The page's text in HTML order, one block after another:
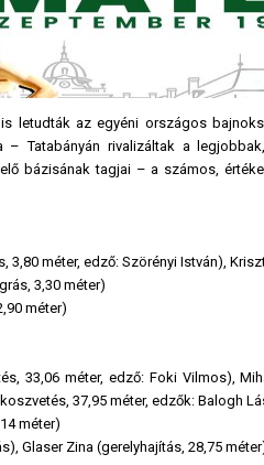
letudták az egyéni országos
– Tatabányán rivalizáltak a
bázisának tagjai – a számos,
3,80 méter, edző: Szörényi István),
3,30 méter)
méter)
33,06 méter, edző: Foki Vilmos),
37,95 méter, edzők: Balogh
méter)
Glaser Zina (gerelyhajítás, 28,75